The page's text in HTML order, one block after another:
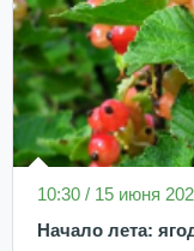
10:30 / 15 июня
Начало лета: